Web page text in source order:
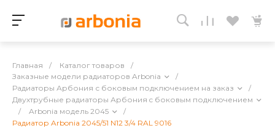
Главная / Каталог товаров
/
Заказные модели радиаторов Arbonia
/
Радиаторы Арбония с боковым подключением на заказ
/
Двухтрубные радиаторы Арбония c боковым подключением
/
Arbonia модель 2045
/
Радиатор Arbonia 2045/51 N12 3/4 RAL 9016